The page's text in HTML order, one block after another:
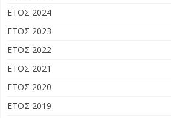
ΕΤΟΣ 2024
ΕΤΟΣ 2023
ΕΤΟΣ 2022
ΕΤΟΣ 2021
ΕΤΟΣ 2020
ΕΤΟΣ 2019